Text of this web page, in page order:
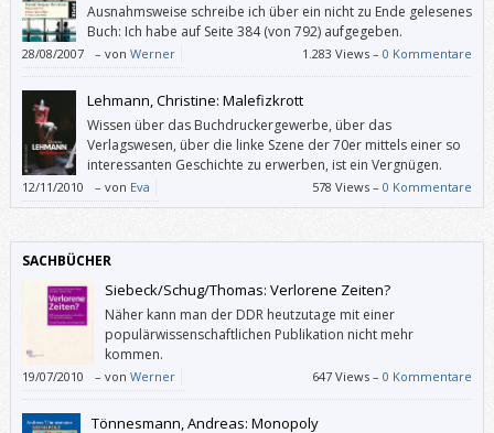
Ausnahmsweise schreibe ich über ein nicht zu Ende gelesenes
Buch: Ich habe auf Seite 384 (von 792) aufgegeben.
Wahrscheinlich sind die anderen Krimis mit (so der
Klappentext) “Spaniens schrägstem Ermittlerpaar“ Pepe Carvallo und
Biscuter interessanter.
28/08/2007 – von Werner 1.283 Views –0 Kommentare
Lehmann, Christine: Malefizkrott
Wissen über das Buchdruckergewerbe, über das
Verlagswesen, über die linke Szene der 70er mittels einer so
interessanten Geschichte zu erwerben, ist ein Vergnügen.
12/11/2010 – von Eva 578 Views –0 Kommentare
SACHBÜCHER
Siebeck/Schug/Thomas: Verlorene Zeiten?
Näher kann man der DDR heutzutage mit einer
populärwissenschaftlichen Publikation nicht mehr
kommen.
19/07/2010 – von Werner 647 Views –0 Kommentare
Tönnesmann, Andreas: Monopoly